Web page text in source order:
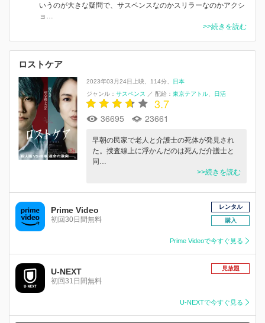
いうのが大きな疑問で、サスペンスなのかスリラーなのかアクシ
ョ…
>>続きを読む
ロストケア
2023年03月24日上映 114分
日本
ジャンル： サスペンス ／ 配給： 東京テアトル 日活
3.7
36695 23661
早朝の民家で老人と介護士の死体が発見され
た。捜査線上に浮かんだのは死んだ介護士と
同…
>>続きを読む
Prime Video
初回30日間無料
レンタル
購入
Prime Videoで今すぐ見る
U-NEXT
初回31日間無料
見放題
U-NEXTで今すぐ見る